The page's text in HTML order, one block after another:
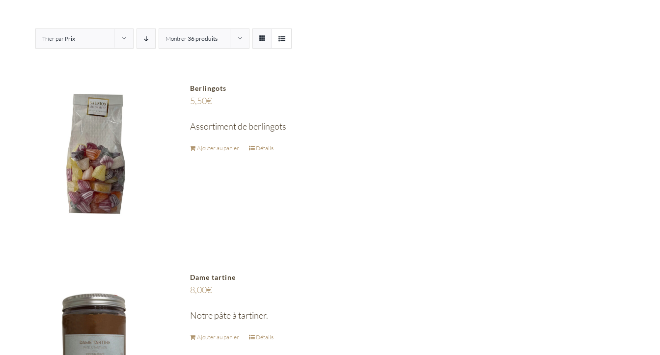
Trier par Prix Montrer 36 produits
Berlingots
5,50€
Assortiment de berlingots
Ajouter au panier Détails
Dame tartine
8,00€
Notre pâte à tartiner.
Ajouter au panier Détails